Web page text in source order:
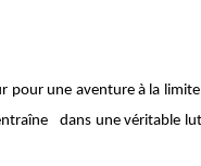
pour une aventure à la
dans une véritable